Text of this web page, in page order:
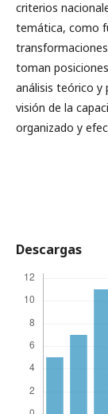
criterios
temática, como
toman
análisis teórico y
visión de la
organizado y
Descargas